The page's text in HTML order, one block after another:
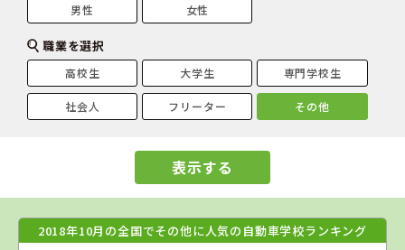
男性 女性
職業を選択
高校生 大学生 専門学校生
社会人 フリーター その他
表示する
2018年10月の全国でその他に人気の自動車学校ランキング